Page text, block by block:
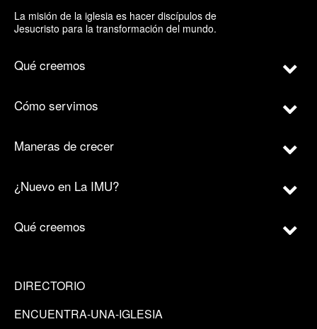
La misión de la iglesia es hacer discípulos de
Jesucristo para la transformación del mundo.
Qué creemos
Cómo servimos
Maneras de crecer
¿Nuevo en La IMU?
Qué creemos
DIRECTORIO
ENCUENTRA-UNA-IGLESIA